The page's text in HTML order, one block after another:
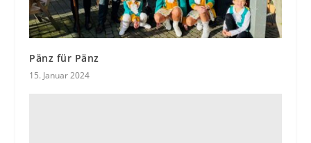
Pänz für Pänz
15. Januar 2024